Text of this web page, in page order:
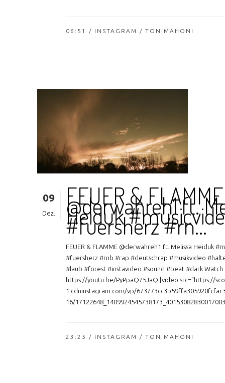
06:51 / INSTAGRAM / TONIMAHONI
09
Dez.
FEUER & FLAMME
@derwahreh1 ft.
Heiduk
#fuersherz #rn…
FEUER & FLAMME @derwahreh1 ft. Melissa Heiduk
#fuersherz #rnb #rap #deutschrap #musikvideo
#laub #forest #instavideo #sound #beat #dark
https://youtu.be/PyPpaQ75JaQ [video src="https://
1.cdninstagram.com/vp/
16/
23:25 / INSTAGRAM / TONIMAHONI